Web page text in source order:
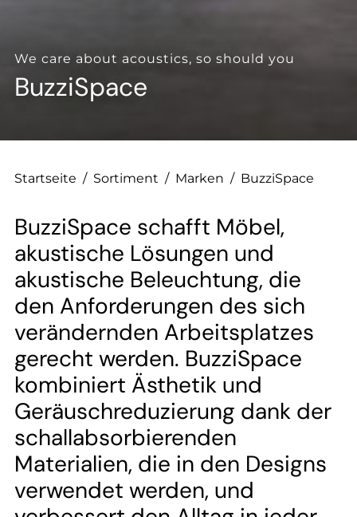
--
We care about acoustics, so should you
BuzziSpace
Startseite / Sortiment / Marken / BuzziSpace
BuzziSpace schafft Möbel,
akustische Lösungen und
akustische Beleuchtung, die
den Anforderungen des sich
verändernden Arbeitsplatzes
gerecht werden. BuzziSpace
kombiniert Ästhetik und
Geräuschreduzierung dank der
schallabsorbierenden
Materialien, die in den Designs
verwendet werden, und